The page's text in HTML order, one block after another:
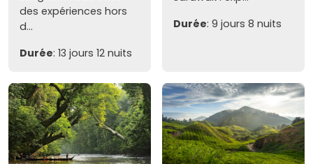
des expériences hors
d...
Durée: 13 jours 12 nuits
Durée: 9 jours 8 nuits